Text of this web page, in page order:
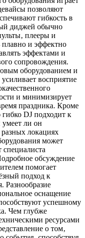
позволяют
гибкость в
диджей обычно
плееры и
и эффектно
эффектами и
сопровождения.
оборудованием и
восприятие
и минимизирует
праздника. Кроме
гибко DJ подходит к
ли он
локациях
может
специалиста
обсуждение
помогает
подход к
Разнообразие
оснащение
успешному
Чем глубже
ресурсами
о том‚